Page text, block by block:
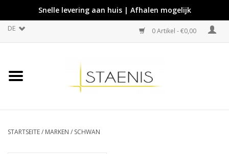
Snelle levering aan huis | Afhalen mogelijk
DE 0 Artikel - €0,00
STARTSEITE/ MARKEN / SCHWAN